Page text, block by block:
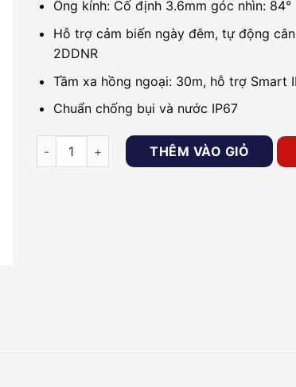
Ống kính: Cố định 3.6mm góc nhìn: 84°
Hỗ trợ cảm biến ngày đêm, tự động
2DDNR
Tầm xa hồng ngoại: 30m, hỗ trợ Smart
Chuẩn chống bụi và nước IP67
Camera 4in1 2MP KBVISION KX-C2121S5 số
THÊM VÀO GIỎ